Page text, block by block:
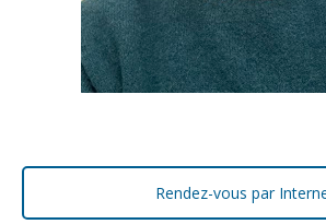
Rendez-vous par